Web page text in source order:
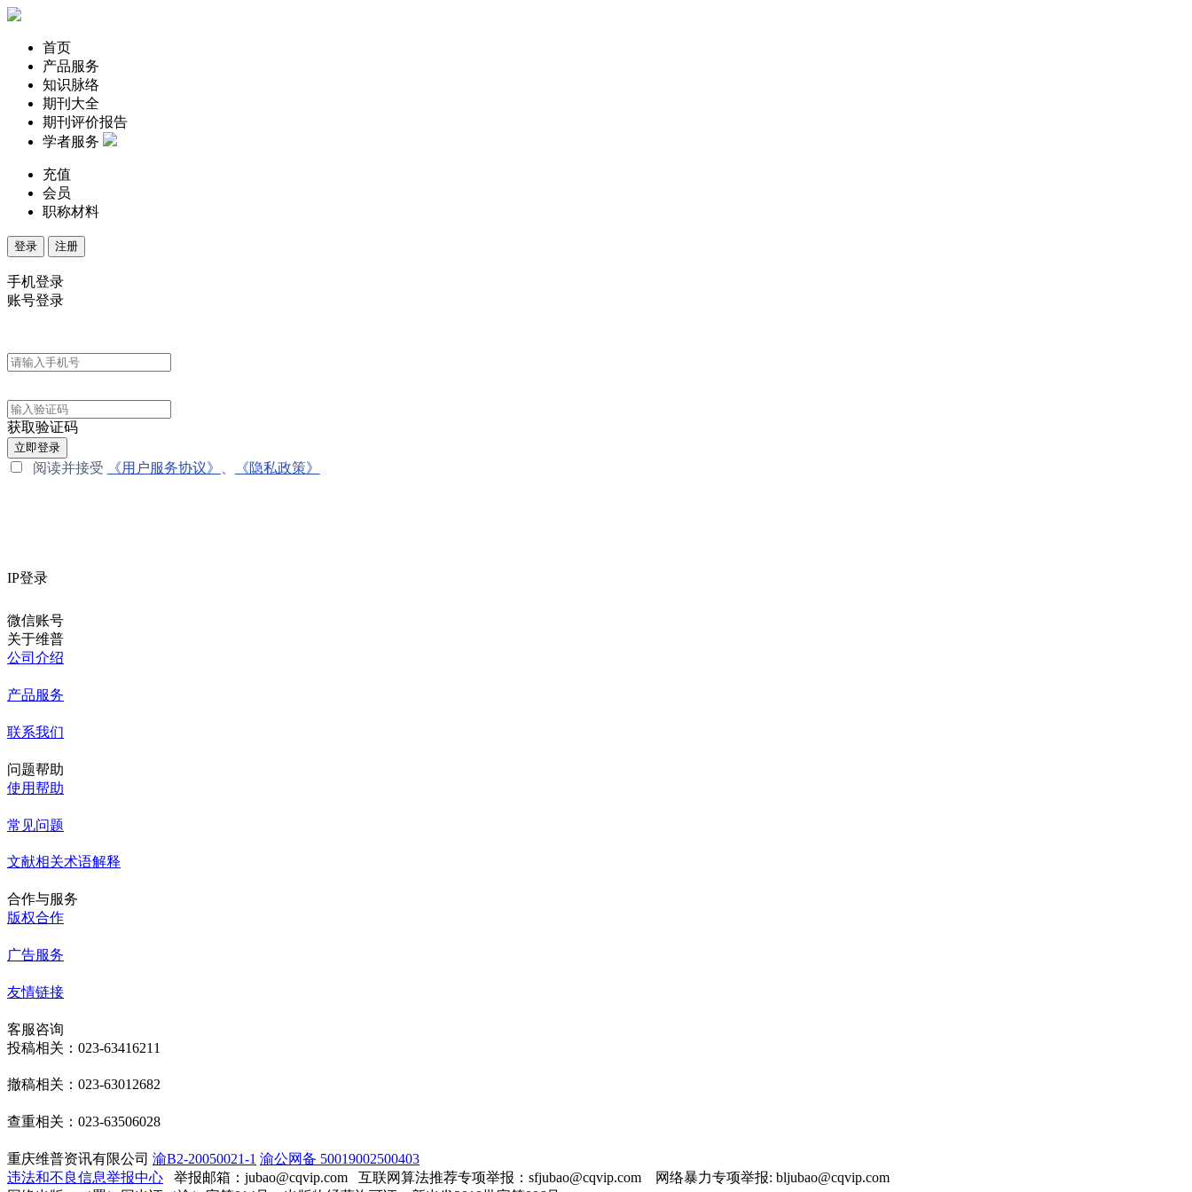
首页
产品服务
知识脉络
期刊大全
期刊评价报告
学者服务
充值
会员
职称材料
登录 注册
手机登录
账号登录
获取验证码
立即登录
阅读并接受 《用户服务协议》 《隐私政策》
IP登录
微信账号
关于维普
公司介绍
产品服务
联系我们
问题帮助
使用帮助
常见问题
文献相关术语解释
合作与服务
版权合作
广告服务
友情链接
客服咨询
投稿相关：023-63416211
撤稿相关：023-63012682
查重相关：023-63506028
重庆维普资讯有限公司 渝B2-20050021-1 渝公网备 50019002500403
违法和不良信息举报中心 举报邮箱：jubao@cqvip.com 互联网算法推荐专项举报：sfjubao@cqvip.com 网络暴力专项举报: bljubao@cqvip.com